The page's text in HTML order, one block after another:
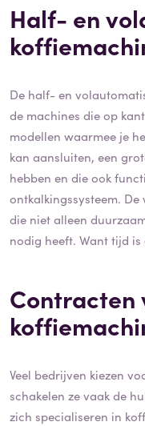
Half- en
De half- en
de machines die op
modellen waarmee je
kan aansluiten, een
hebben en die ook
ontkalkingssysteem.
die niet alleen
nodig heeft. Want tijd is
Contracten
Veel bedrijven kiezen
schakelen ze vaak de
zich specialiseren in